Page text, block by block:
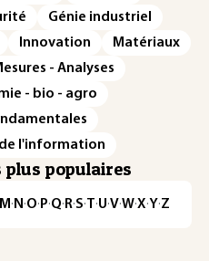
Génie industriel
Innovation
Matériaux
- Analyses
- bio - agro
l'information
plus populaires
M · N ·O· P·Q· R·S·T·U·V·W·X·Y·Z